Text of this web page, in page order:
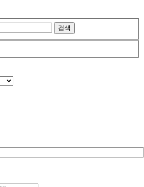
검색